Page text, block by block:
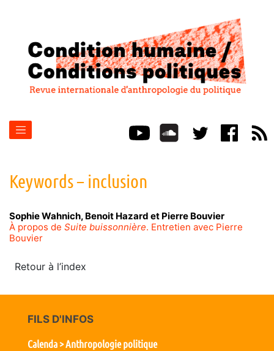
Keywords – inclusion
SophieWahnich, Benoit Hazard et Pierre Bouvier
À propos de Suite buissonnière. Entretien avec Pierre
Bouvier
Retour à l’index
FILS D'INFOS
Calenda > Anthropologie politique